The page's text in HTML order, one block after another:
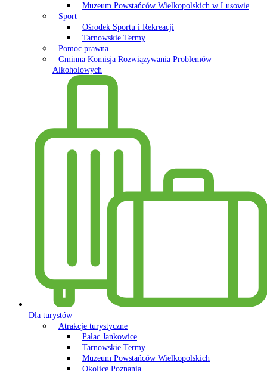
Muzeum Powstańców Wielkopolskich w Lusowie
Sport
Ośrodek Sportu i Rekreacji
Tarnowskie Termy
Pomoc prawna
Gminna Komisja Rozwiązywania Problemów
Alkoholowych
Dla turystów
Atrakcje turystyczne
Pałac Jankowice
Tarnowskie Termy
Muzeum Powstańców Wielkopolskich
Okolice Poznania